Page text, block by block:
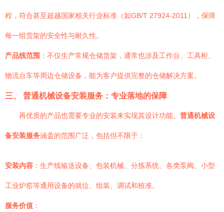
程，符合甚至超越国家相关行业标准（如GB/T 27924-2011），保障
每一组货架的安全性与耐久性。
产品线范围 ：不仅生产常规仓储货架，通常也涉及工作台、工具柜、
物流台车等周边仓储设备，能为客户提供完整的仓储解决方案。
三、 普通机械设备安装服务：专业落地的保障
再优质的产品也需要专业的安装来实现其设计功能。 普通机械设
备安装服务涵盖的范围广泛，包括但不限于：
安装内容 ：生产线输送设备、包装机械、分拣系统、各类泵阀、小型
工业炉窑等通用设备的就位、组装、调试和校准。
服务价值 ：